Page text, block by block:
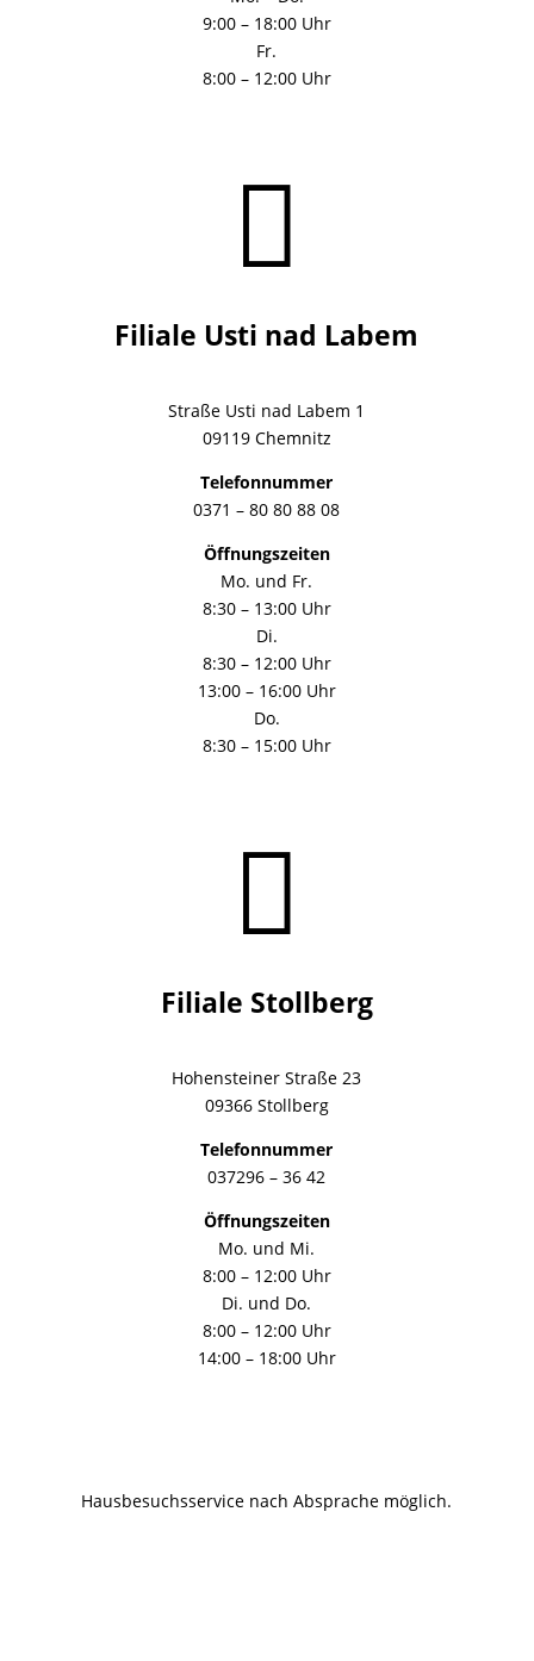
9:00 – 18:00 Uhr
Fr.
8:00 – 12:00 Uhr

Filiale Usti nad Labem
Straße Usti nad Labem 1
09119 Chemnitz
Telefonnummer
0371 – 80 80 88 08
Öffnungszeiten
Mo. und Fr.
8:30 – 13:00 Uhr
Di.
8:30 – 12:00 Uhr
13:00 – 16:00 Uhr
Do.
8:30 – 15:00 Uhr

Filiale Stollberg
Hohensteiner Straße 23
09366 Stollberg
Telefonnummer
037296 – 36 42
Öffnungszeiten
Mo. und Mi.
8:00 – 12:00 Uhr
Di. und Do.
8:00 – 12:00 Uhr
14:00 – 18:00 Uhr
Hausbesuchsservice nach Absprache möglich.